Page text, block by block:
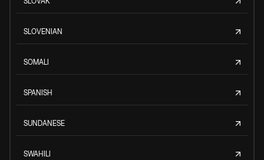
SLOVENIAN
SOMALI
SPANISH
SUNDANESE
SWAHILI